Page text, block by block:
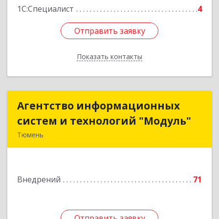
1С:Специалист
4
Отправить заявку
Показать контакты
Отправить заявку
Назад
Агентство информационных
систем и технологий "Модуль"
Тюмень
Внедрений 71
Агентство информационных
систем и технологий "Модуль"
Подробнее